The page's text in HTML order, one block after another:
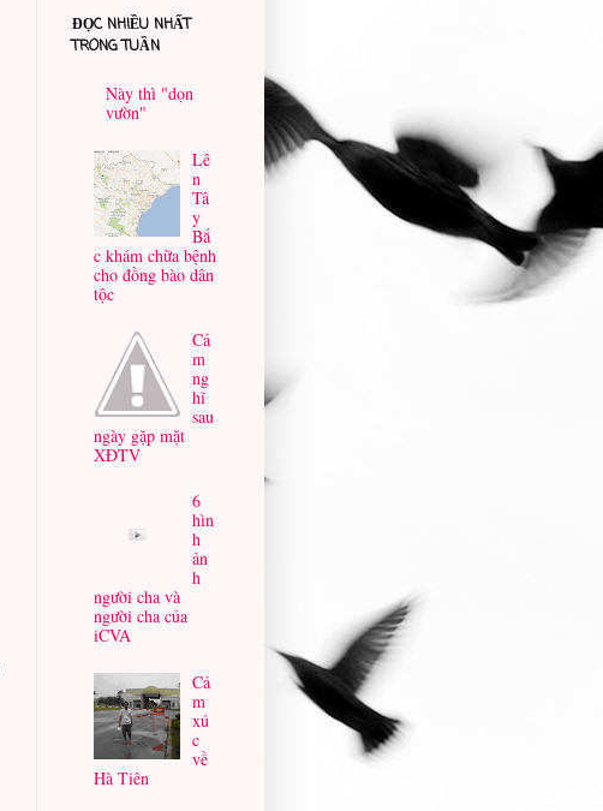
ĐỌC NHIỀU NHẤT
TRONG TUẦN
Này thì "dọn
vườn"
Lê
n
Tâ
y
Bắ
c khám chữa bệnh
cho đồng bào dân
tộc
Cả
m
ng
hĩ
sau
ngày gặp mặt
XĐTV
6
hìn
h
ản
h
người cha và
người cha của
iCVA
Cả
m
xú
c
về
Hà Tiên